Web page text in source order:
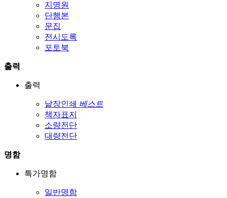
지명원
단행본
문집
전시도록
포토북
출력
출력
낱장인쇄 베스트
책자표지
소량전단
대량전단
명함
특가명함
일반명함